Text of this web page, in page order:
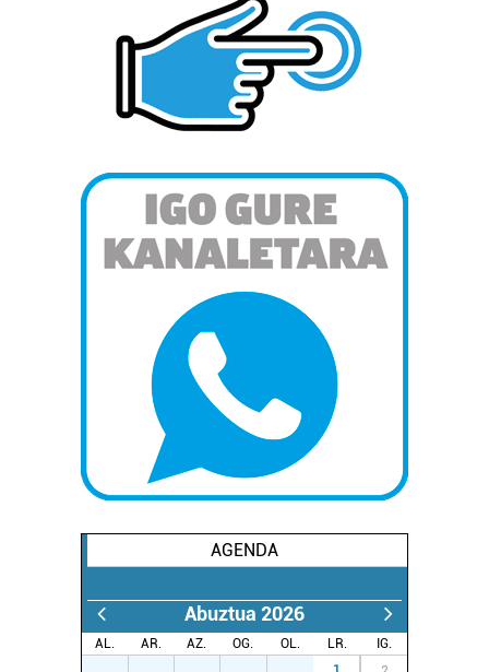
AGENDA
Abuztua 2026
AL. AR. AZ. OG. OL. LR.
IG.